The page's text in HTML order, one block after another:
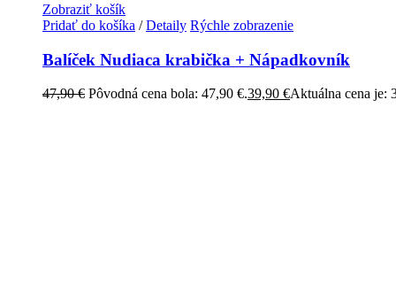
Zobraziť košík
Pridať do košíka / Detaily Rýchle zobrazenie
Balíček Nudiaca krabička + Nápadkovník
47,90€ Pôvodná cena bola: 47,90 €.39,90 €Aktuálna cena je: